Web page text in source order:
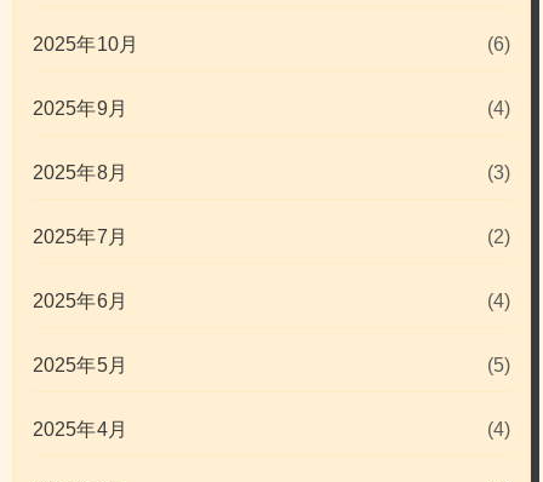
2025年10月 (6)
2025年9月 (4)
2025年8月 (3)
2025年7月 (2)
2025年6月 (4)
2025年5月 (5)
2025年4月 (4)